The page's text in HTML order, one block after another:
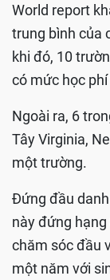
World report
trung bình của
khi đó, 10
có mức học
Ngoài ra, 6
Tây Virginia,
một trường.
Đứng đầu
này đứng
chăm sóc đầu
một năm với